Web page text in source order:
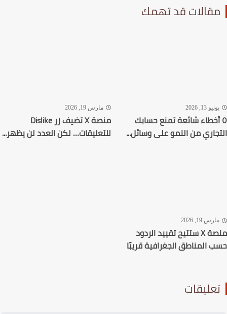
قد تهمك
13, 2026
شائعة تمنع حسابك
من النمو على وسائل...
مارس 19, 2026
منصة X تضيف زر Dislike
للتعليقات… لكن العدد لن يظهر...
19, 2026
منصة X ستتيح تقييد الردود
المناطق الجغرافية قريبًا